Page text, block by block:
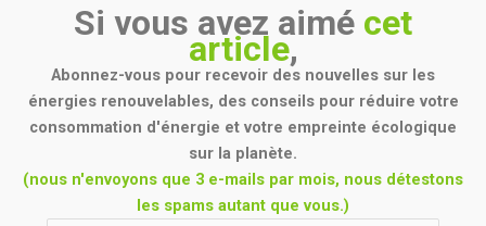
Si vous avez aimé cet
article,
Abonnez-vous pour recevoir des nouvelles sur les
énergies renouvelables, des conseils pour réduire votre
consommation d'énergie et votre empreinte écologique
sur la planète.
(nous n'envoyons que 3 e-mails par mois, nous détestons
les spams autant que vous.)